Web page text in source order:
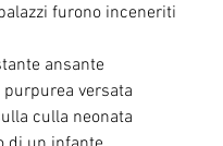
furono inceneriti
ansante
versata
culla neonata